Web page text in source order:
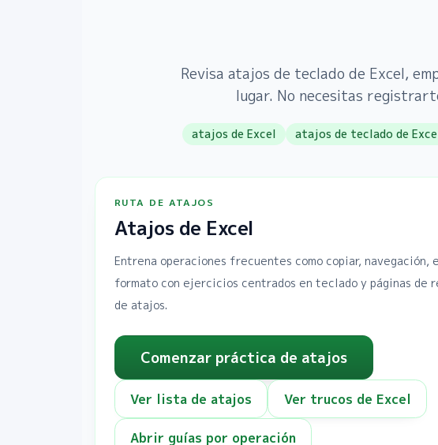
Revisa atajos de teclado de Excel,
lugar. No necesitas
atajos de Excel atajos de teclado de
RUTA DE ATAJOS
Atajos de Excel
Entrena operaciones frecuentes como copiar, navegación,
formato con ejercicios centrados en teclado y páginas de
de atajos.
Comenzar práctica de atajos
Ver lista de atajos Ver trucos de Excel
Abrir guías por operación